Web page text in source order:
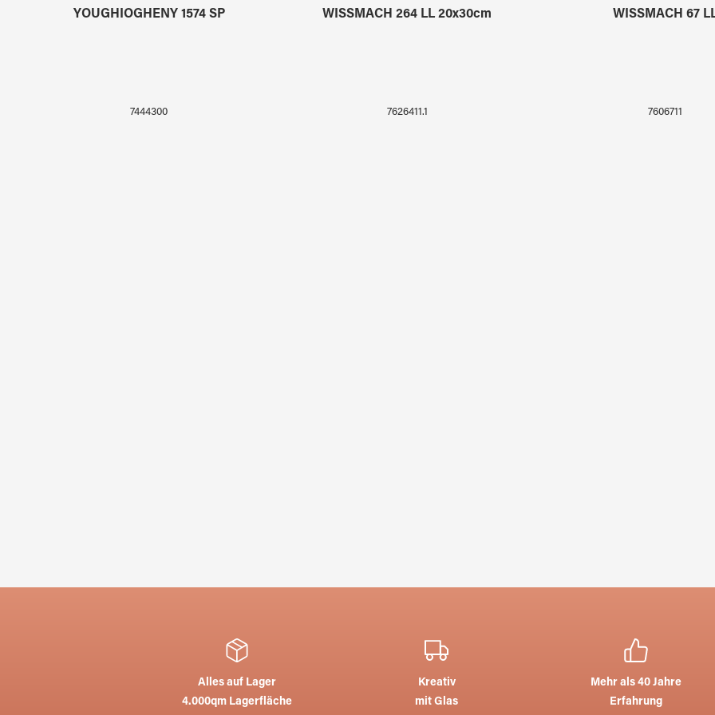
YOUGHIOGHENY 1574 SP
7444300
WISSMACH 264 LL 20x30cm
7626411.1
WISSMACH 67
7606711
Alles auf Lager
4.000qm Lagerfläche
Kreativ
mit Glas
Mehr als 40 Jahre
Erfahrung